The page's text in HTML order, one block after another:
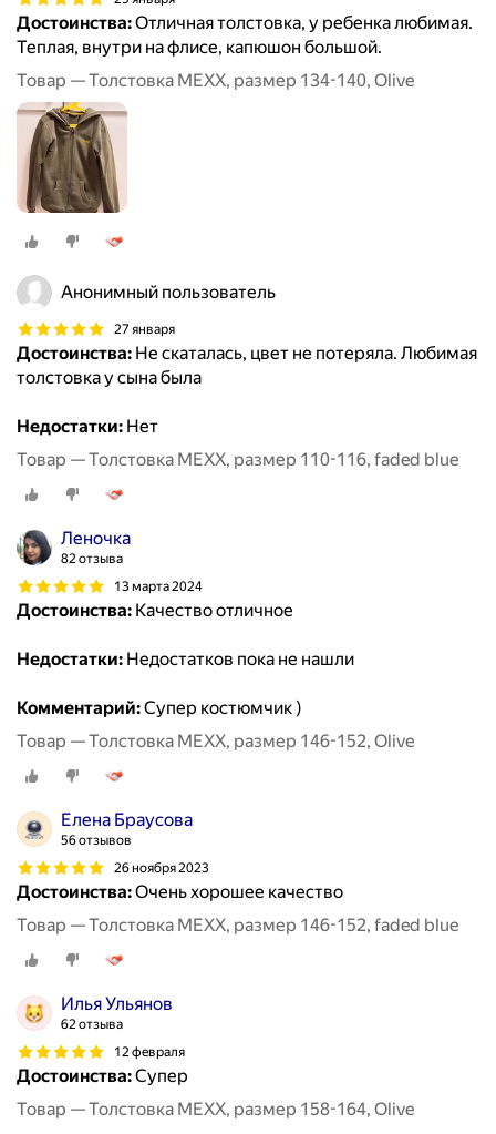
Достоинства:Отличная толстовка, у ребенка любимая.
Теплая, внутри на флисе, капюшон большой.
Товар — Толстовка MEXX, размер 134-140, Olive
Анонимный пользователь
27 января
Достоинства: Не скаталась, цвет не потеряла. Любимая
толстовка у сына была
Недостатки: Нет
Товар — Толстовка MEXX, размер 110-116, faded blue
Леночка
82 отзыва
13 марта 2024
Достоинства: Качество отличное
Недостатки: Недостатков пока не нашли
Комментарий:Супер костюмчик )
Товар — Толстовка MEXX, размер 146-152, Olive
Елена Браусова
56 отзывов
26 ноября 2023
Достоинства:Очень хорошее качество
Товар — Толстовка MEXX, размер 146-152, faded blue
Илья Ульянов
62 отзыва
12 февраля
Достоинства:Супер
Товар — Толстовка MEXX, размер 158-164, Olive